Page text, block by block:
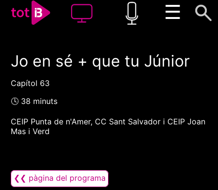
☰
00:00 00:00
Jo en sé + que tu Júnior
Capítol 63
🕓 38 minuts
CEIP Punta de n'Amer, CC Sant Salvador i CEIP Joan
Mas i Verd
❮❮ pàgina del programa